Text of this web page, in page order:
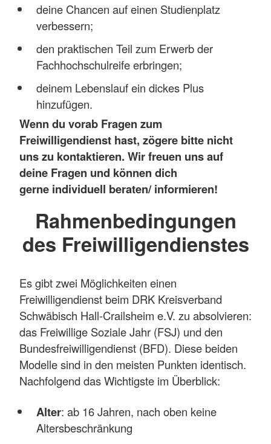
deine Chancen auf einen Studienplatz
verbessern;
den praktischen Teil zum Erwerb der
Fachhochschulreife erbringen;
deinem Lebenslauf ein dickes Plus
hinzufügen.
Wenn du vorab Fragen zum
Freiwilligendienst hast, zögere bitte nicht
uns zu kontaktieren. Wir freuen uns auf
deine Fragen und können dich
gerne individuell beraten/ informieren!
Rahmenbedingungen
des Freiwilligendienstes
Es gibt zwei Möglichkeiten einen
Freiwilligendienst beim DRK Kreisverband
Schwäbisch Hall-Crailsheim e.V. zu absolvieren:
das Freiwillige Soziale Jahr (FSJ) und den
Bundesfreiwilligendienst (BFD). Diese beiden
Modelle sind in den meisten Punkten identisch.
Nachfolgend das Wichtigste im Überblick:
Alter: ab 16 Jahren, nach oben keine
Altersbeschränkung